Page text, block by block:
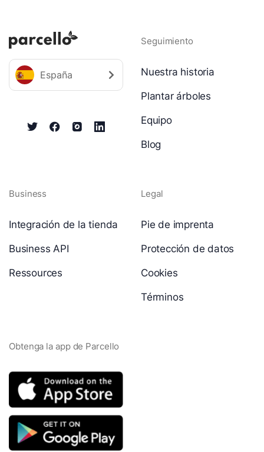
España
Seguimiento
Nuestra historia
Plantar árboles
Equipo
Blog
Business
Integración de la tienda
Business API
Ressources
Legal
Pie de imprenta
Protección de datos
Cookies
Términos
Obtenga la app de Parcello